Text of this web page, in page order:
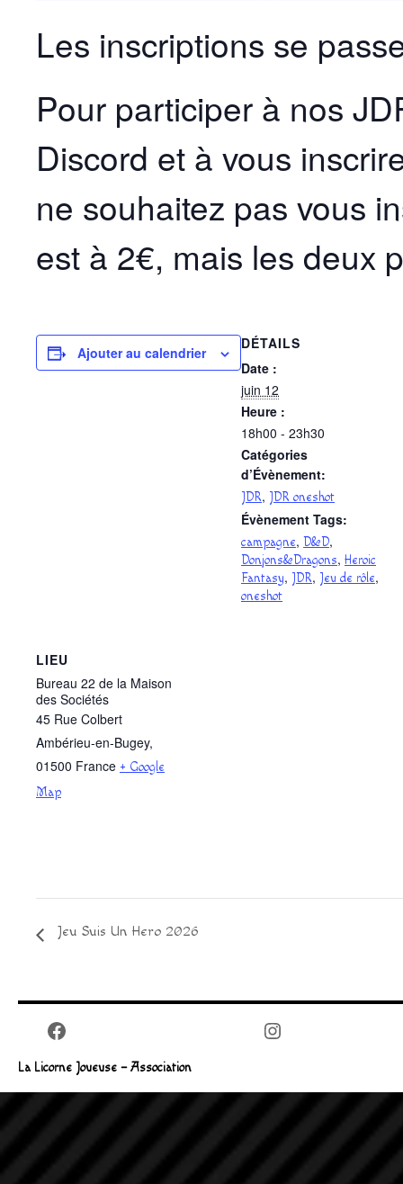
Les inscriptions se
Pour participer à nos
Discord et à vous
ne souhaitez pas vous
est à 2€, mais les deux
Ajouter au calendrier
DÉTAILS
Date :
juin 12
Heure :
18h00 - 23h30
Catégories
d’Évènement:
JDR, JDR oneshot
Évènement Tags:
campagne, D&D,
Donjons&Dragons, Heroic
Fantasy, JDR, Jeu de rôle,
oneshot
LIEU
Bureau 22 de la Maison
des Sociétés
45 Rue Colbert
Ambérieu-en-Bugey,
01500 France + Google
Map
Jeu Suis Un Hero 2026
Facebook Instagram
La Licorne Joueuse – Association